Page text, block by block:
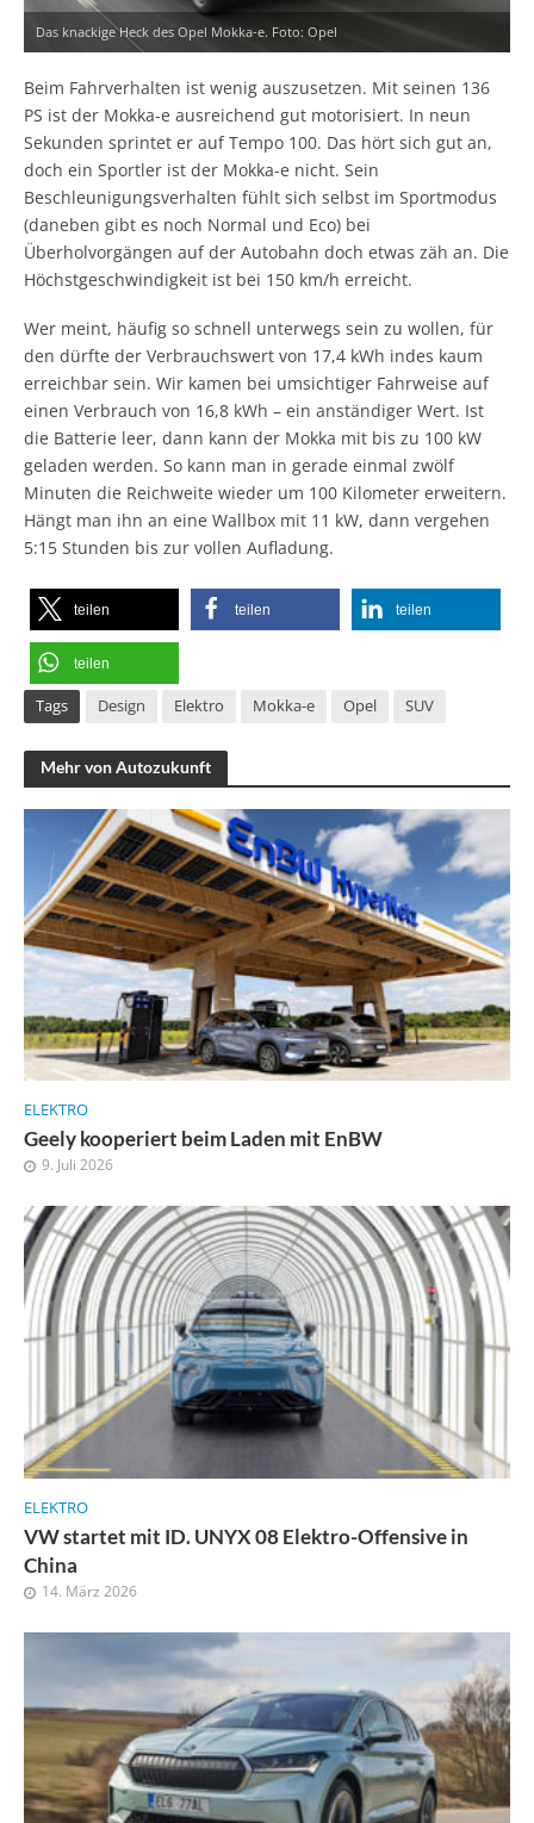
Das knackige Heck des Opel Mokka-e. Foto: Opel
Beim Fahrverhalten ist wenig auszusetzen. Mit seinen 136
PS ist der Mokka-e ausreichend gut motorisiert. In neun
Sekunden sprintet er auf Tempo 100. Das hört sich gut an,
doch ein Sportler ist der Mokka-e nicht. Sein
Beschleunigungsverhalten fühlt sich selbst im Sportmodus
(daneben gibt es noch Normal und Eco) bei
Überholvorgängen auf der Autobahn doch etwas zäh an. Die
Höchstgeschwindigkeit ist bei 150 km/h erreicht.
Wer meint, häufig so schnell unterwegs sein zu wollen, für
den dürfte der Verbrauchswert von 17,4 kWh indes kaum
erreichbar sein. Wir kamen bei umsichtiger Fahrweise auf
einen Verbrauch von 16,8 kWh – ein anständiger Wert. Ist
die Batterie leer, dann kann der Mokka mit bis zu 100 kW
geladen werden. So kann man in gerade einmal zwölf
Minuten die Reichweite wieder um 100 Kilometer erweitern.
Hängt man ihn an eine Wallbox mit 11 kW, dann vergehen
5:15 Stunden bis zur vollen Aufladung.
teilen teilen teilen
teilen
Tags Design Elektro Mokka-e Opel SUV
Mehr von Autozukunft
ELEKTRO
Geely kooperiert beim Laden mit EnBW
9. Juli 2026
ELEKTRO
VW startet mit ID. UNYX 08 Elektro-Offensive in
China
14. März 2026